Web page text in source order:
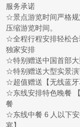
服务承诺
☆景点游览时间严格规
压缩游览时间。
☆全程行程安排轻松合
独家安排
☆特别赠送中国首部大
☆特别赠送大型实景演
☆超值赠送【无线蓝
☆东线安排特色晚餐
餐
☆东线中餐 6 人以下
宴】